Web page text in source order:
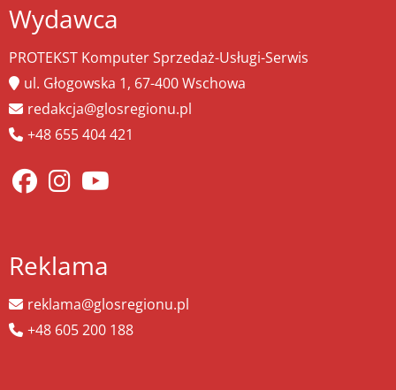
Wydawca
PROTEKST Komputer Sprzedaż-Usługi-Serwis
ul. Głogowska 1, 67-400 Wschowa
redakcja@glosregionu.pl
+48 655 404 421
Reklama
reklama@glosregionu.pl
+48 605 200 188